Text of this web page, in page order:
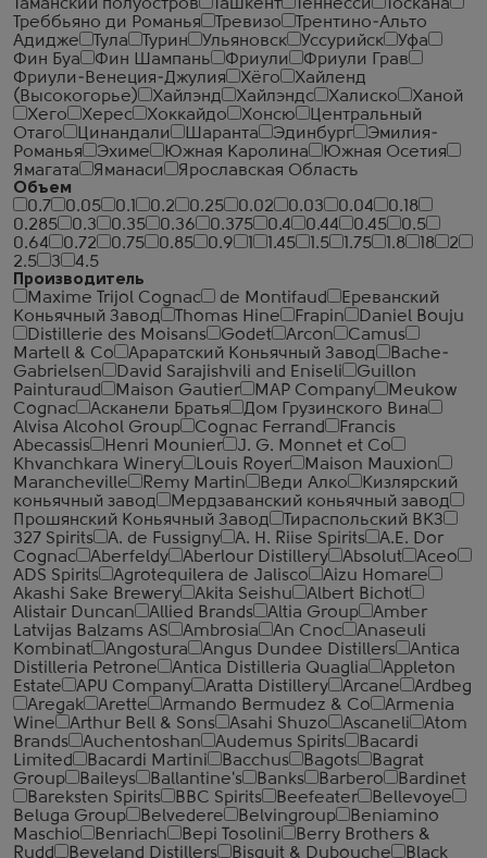
Таманский полуостров
Ташкент Теннесси
Тоскана
Треббьяно ди Романья
Тревизо
Трентино-Альто
Адидже
Тула Турин Ульяновск Уссурийск
Уфа
Фин Буа
Фин Шампань Фриули
Фриули Грав
Фриули-Венеция-Джулия
Хёго
Хайленд
(Высокогорье)
Хайлэнд Хайлэндс Халиско
Ханой
Хего
Херес Хоккайдо Хонсю
Центральный
Отаго
Цинандали Шаранта Эдинбург
Эмилия-
Романья
Эхиме Южная Каролина
Южная Осетия
Ямагата
Яманаси
Ярославская Область
Объем
0.7
0.05 0.1 0.2 0.25 0.02 0.03 0.04
0.18
0.285
0.3 0.35 0.36 0.375 0.4 0.44 0.45
0.5
0.64
0.72 0.75 0.85 0.9 1.45 1.5 1.75 1.8 18
2
2.5
3
4.5
Производитель
Maxime Trijol Cognac
de Montifaud
Ереванский
Коньячный Завод
Thomas Hine Frapin
Daniel Bouju
Distillerie des Moisans
Godet Arcon
Camus
Martell & Co
Араратский Коньячный Завод
Bache-
Gabrielsen
David Sarajishvili and Eniseli
Guillon
Painturaud
Maison Gautier MAP Company
Meukow
Cognac
Асканели Братья
Дом Грузинского Вина
Alvisa Alcohol Group
Cognac Ferrand
Francis
Abecassis
Henri Mounier
J. G. Monnet et Co
Khvanchkara Winery
Louis Royer
Maison Mauxion
Marancheville
Remy Martin Веди Алко
Кизлярский
коньячный завод
Мердзаванский коньячный завод
Прошянский Коньячный Завод
Тираспольский ВКЗ
327 Spirits
A. de Fussigny A. H. Riise Spirits
A.E. Dor
Cognac
Aberfeldy Aberlour Distillery Absolut
Aceo
ADS Spirits
Agrotequilera de Jalisco
Aizu Homare
Akashi Sake Brewery
Akita Seishu
Albert Bichot
Alistair Duncan
Allied Brands Altia Group
Amber
Latvijas Balzams AS
Ambrosia An Cnoc
Anaseuli
Kombinat
Angostura Angus Dundee Distillers
Antica
Distilleria Petrone
Antica Distilleria Quaglia
Appleton
Estate
APU Company Aratta Distillery Arcane
Ardbeg
Aregak
Arette Armando Bermudez & Co
Armenia
Wine
Arthur Bell & Sons Asahi Shuzo Ascaneli
Atom
Brands
Auchentoshan Audemus Spirits
Bacardi
Limited
Bacardi Martini Bacchus Bagots
Bagrat
Group
Baileys Ballantine's Banks Barbero
Bardinet
Bareksten Spirits
BBC Spirits Beefeater
Bellevoye
Beluga Group
Belvedere Belvingroup
Beniamino
Maschio
Benriach Bepi Tosolini
Berry Brothers &
Rudd
Beveland Distillers Bisquit & Dubouche Black